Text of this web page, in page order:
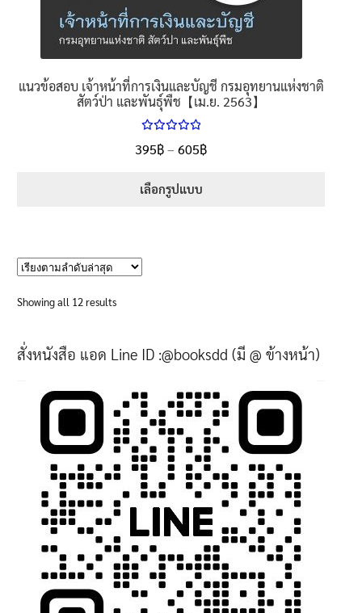
แนวข้อสอบ เจ้าหน้าที่การเงินและบัญชี กรมอุทยานแห่งชาติ
สัตว์ป่า และพันธุ์พืช【เม.ย. 2563】
5.00
ตั้งแต่
395฿– 605฿Price
เลือกรูปแบบ
may
chosen
on
the
product
page
Showing all 12 resultsSorted
สั่งหนังสือ แอด Line ID :@booksdd (มี @ ข้างหน้า)